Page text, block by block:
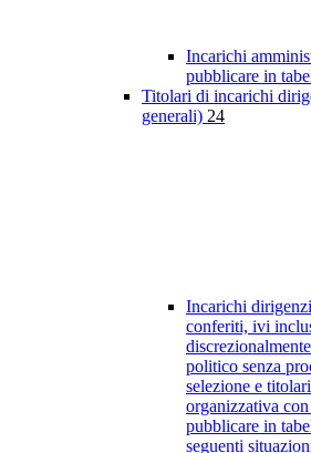
Incarichi
pubblicare in
Titolari di incarichi
generali) 24
Incarichi
conferiti, ivi
politico senza
selezione e
organizzativa
pubblicare in
seguenti